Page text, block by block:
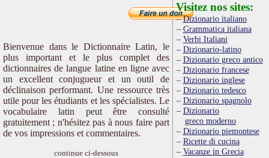
Bienvenue dans le Dictionnaire Latin, le
plus important et le plus complet des
dictionnaires de langue latine en ligne avec
un excellent conjugueur et un outil de
déclinaison performant. Une ressource très
utile pour les étudiants et les spécialistes. Le
vocabulaire latin peut être consulté
gratuitement ; n'hésitez pas à nous faire part
de vos impressions et commentaires.
continue ci-dessous
Visitez nos sites:
Dizionario italiano
Grammatica italiana
Verbi Italiani
Dizionario-latino
Dizionario greco antico
Dizionario francese
Dizionario inglese
Dizionario tedesco
Dizionario spagnolo
Dizionario
greco moderno
Dizionario piemontese
Ricette di cucina
Vacanze in Grecia